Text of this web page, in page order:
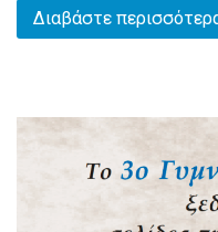
Διαβάστε